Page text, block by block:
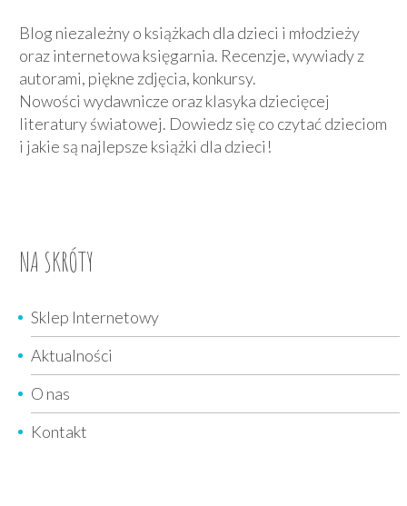
Blog niezależny o książkach dla dzieci i młodzieży
oraz internetowa księgarnia. Recenzje, wywiady z
autorami, piękne zdjęcia, konkursy.
Nowości wydawnicze oraz klasyka dziecięcej
literatury światowej. Dowiedz się co czytać dzieciom
i jakie są najlepsze książki dla dzieci!
NA SKRÓTY
Sklep Internetowy
Aktualności
O nas
Kontakt